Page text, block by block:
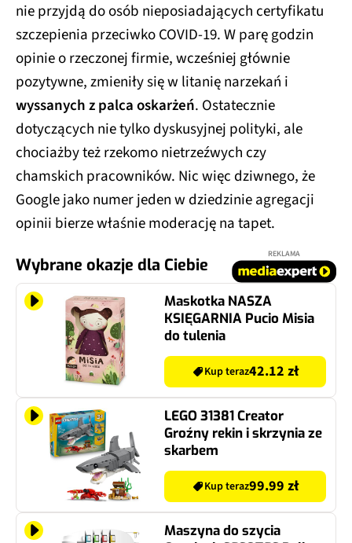
nie przyjdą do osób nieposiadających certyfikatu
szczepienia przeciwko COVID-19. W parę godzin
opinie o rzeczonej firmie, wcześniej głównie
pozytywne, zmieniły się w litanię narzekań i
wyssanych z palca oskarżeń. Ostatecznie
dotyczących nie tylko dyskusyjnej polityki, ale
chociażby też rzekomo nietrzeźwych czy
chamskich pracowników. Nic więc dziwnego, że
Google jako numer jeden w dziedzinie agregacji
opinii bierze właśnie moderację na tapet.
Wybrane okazje dla Ciebie
REKLAMA
Maskotka NASZA
KSIĘGARNIA Pucio Misia
do tulenia
Kup teraz42.12 zł
LEGO 31381 Creator
Groźny rekin i skrzynia ze
skarbem
Kup teraz99.99 zł
Maszyna do szycia